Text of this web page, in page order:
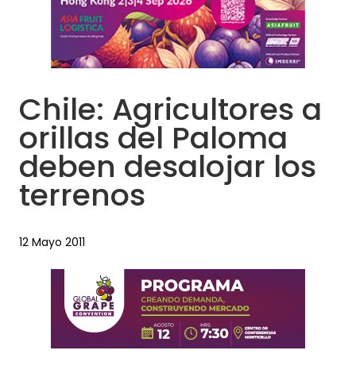
Chile: Agricultores a
orillas del Paloma
deben desalojar los
terrenos
12 Mayo 2011